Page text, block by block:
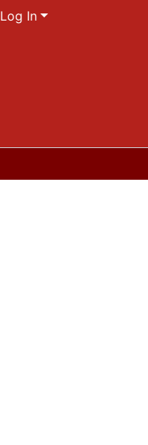
Log In